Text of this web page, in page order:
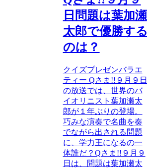
日問題は葉加瀬
太郎で優勝する
のは？
クイズプレゼンバラエ
ティー Qさま!!９月９日
の放送では、世界のバ
イオリニスト葉加瀬太
郎が１年ぶりの登場。
巧みな演奏で名曲を奏
でながら出される問題
に、学力王になるの一
体誰だ？Qさま!!９月９
日は、問題は葉加瀬太